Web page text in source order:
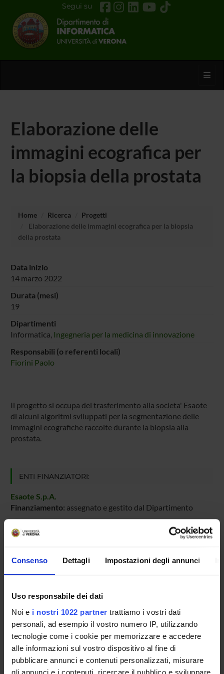
Consenso Dettagli Impostazioni degli annunci
Uso responsabile dei dati
Noi e i nostri 1022 partner trattiamo i vostri dati
personali, ad esempio il vostro numero IP, utilizzando
tecnologie come i cookie per memorizzare e accedere
alle informazioni sul vostro dispositivo al fine di
pubblicare annunci e contenuti personalizzati, misurare
gli annunci e i contenuti, ricercare il pubblico e sviluppare
Segui su
Elaborazione delle
immagini ecografica per
la biopsia della prostata
Home Ricerca
Progetti
Elaborazione delle immagini ecografica per la biopsia
della prostata
Data inizio
14 marzo 2022
Durata (mesi)
19
Dipartimenti
Informatica, Ingegneria per la medicina di innovazione
Responsabili (o referenti locali)
Fiorini Paolo
Il progetto si occupa del trasferimento alla societa' Esaote
di alcuni algoritmi sviluppati per la segmentazione delle
immagini ecografiche raccolte durante la biopsia alla
prostata.
ENTI FINANZIATORI:
Esaote S.p.A.
Finanziamento: assegnato e gestito dal Dipartimento
Bogdan Mihai Maris
Ricercatore a tempo determinato
Luigi Palladino
Dottorando